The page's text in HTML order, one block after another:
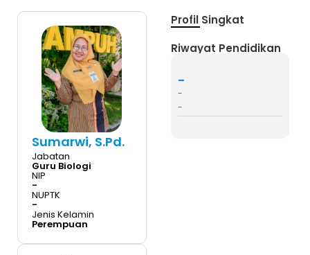
Sumarwi, S.Pd.
Jabatan
Guru Biologi
NIP
-
NUPTK
-
Jenis Kelamin
Perempuan
Profil Singkat
Riwayat Pendidikan
-
-
-